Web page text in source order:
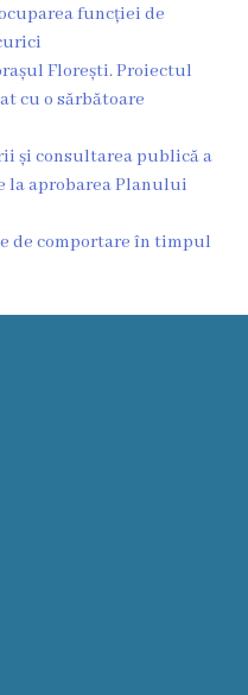
funcției de
Florești. Proiectul
cu o sărbătoare
și consultarea publică a
la aprobarea Planului
de comportare în timpul